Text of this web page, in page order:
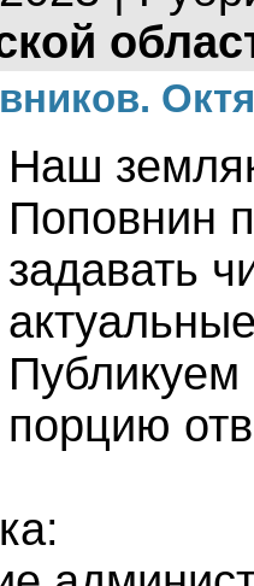
Наш
Поповнин
задавать
порцию